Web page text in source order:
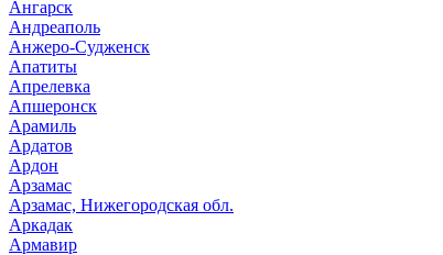
Ангарск
Андреаполь
Анжеро-Судженск
Апатиты
Апрелевка
Апшеронск
Арамиль
Ардатов
Ардон
Арзамас
Арзамас, Нижегородская обл.
Аркадак
Армавир